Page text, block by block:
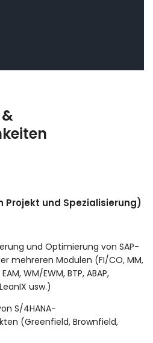
Projekt und Spezialisierung)
und Optimierung von SAP-
mehreren Modulen (FI/CO, MM,
EAM, WM/EWM, BTP, ABAP,
usw.)
S/4HANA-
(Greenfield, Brownfield,